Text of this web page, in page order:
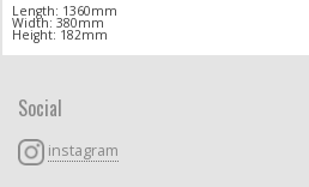
Length: 1360mm
Width: 380mm
Height: 182mm
Social
instagram